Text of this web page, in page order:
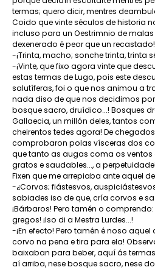
termas; quero dicir, mentres
Coido que vinte séculos de historia
incluso para un Oestrimnio de malas
dexenerado é peor que un recastado!
-¡Trinta, macho; sonche trinta, trinta
-¡Vinte, que fixo agora vinte que
estas termas de Lugo, pois este
salutíferas, foi o que nos animou a
nada diso de que nos decidimos
bosque sacro, druídico...! Bosques
Gallaecia, un millón deles, tantos
cheirentos tedes agora! De
comprobaron polas vísceras dos
que tanto as augas coma os
gratos e saudables..., a perpetuidade!
Fixen que me arrepiaba ante aquel
-¿Corvos; fiástesvos,
sabiades iso de que, cría corvos e
¡Bárbaros! Pero tamén o
gregos! ¡Iso di a Mestra Lurdes...!
-¡En efecto! Pero tamén é noso
corvo na pena e tira para ela!
baixaban para beber, aquí ás
aí arriba, nese bosque sacro, nese